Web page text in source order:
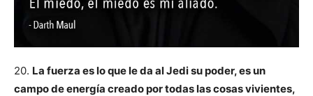
20. La fuerza es lo que le da al Jedi su poder, es un
campo de energía creado por todas las cosas vivientes,